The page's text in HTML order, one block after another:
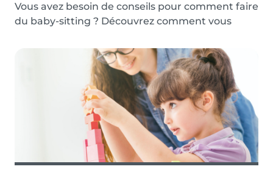
Vous avez besoin de conseils pour comment faire
du baby-sitting ? Découvrez comment vous